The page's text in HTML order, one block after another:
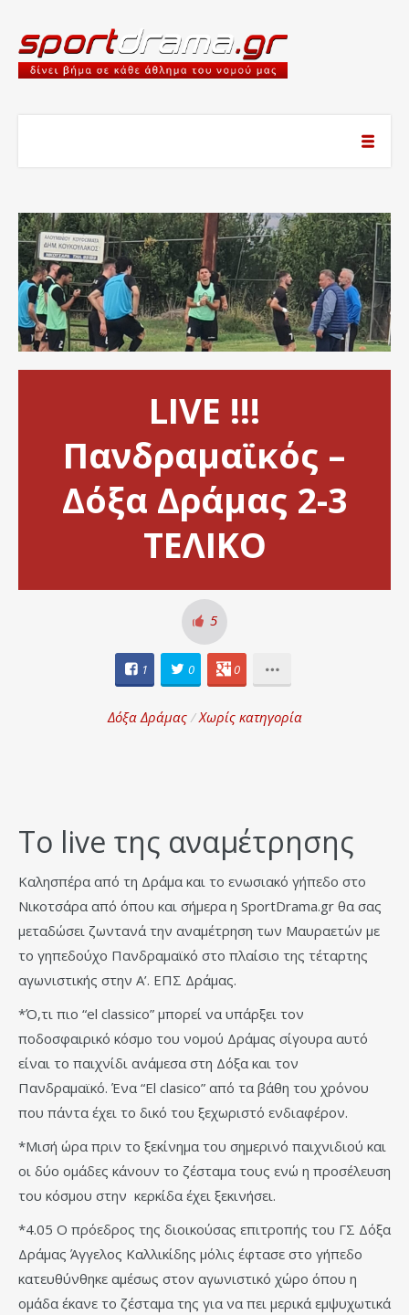
LIVE !!!
Πανδραμαϊκός –
Δόξα Δράμας 2-3
ΤΕΛΙΚΟ
5
1 0 0
Δόξα Δράμας/Χωρίς κατηγορία
Το live της αναμέτρησης
Καλησπέρα από τη Δράμα και το ενωσιακό γήπεδο στο
Νικοτσάρα από όπου και σήμερα η SportDrama.gr θα σας
μεταδώσει ζωντανά την αναμέτρηση των Μαυραετών με
το γηπεδούχο Πανδραμαϊκό στο πλαίσιο της τέταρτης
αγωνιστικής στην Α’. ΕΠΣ Δράμας.
*Ό,τι πιο “el classicο” μπορεί να υπάρξει τον
ποδοσφαιρικό κόσμο του νομού Δράμας σίγουρα αυτό
είναι το παιχνίδι ανάμεσα στη Δόξα και τον
Πανδραμαϊκό. Ένα “El clasico” από τα βάθη του χρόνου
που πάντα έχει το δικό του ξεχωριστό ενδιαφέρον.
*Μισή ώρα πριν το ξεκίνημα του σημερινό παιχνιδιού και
οι δύο ομάδες κάνουν το ζέσταμα τους ενώ η προσέλευση
του κόσμου στην κερκίδα έχει ξεκινήσει.
*4.05 Ο πρόεδρος της διοικούσας επιτροπής του ΓΣ Δόξα
Δράμας Άγγελος Καλλικίδης μόλις έφτασε στο γήπεδο
κατευθύνθηκε αμέσως στον αγωνιστικό χώρο όπου η
ομάδα έκανε το ζέσταμα της για να πει μερικά εμψυχωτικά